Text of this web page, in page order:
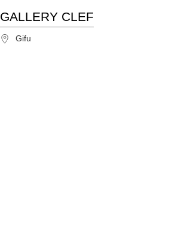
GALLERY CLEF
Gifu